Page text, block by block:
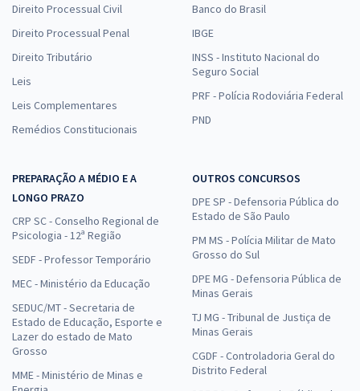
Direito Processual Civil
Direito Processual Penal
Direito Tributário
Leis
Leis Complementares
Remédios Constitucionais
Banco do Brasil
IBGE
INSS - Instituto Nacional do
Seguro Social
PRF - Polícia Rodoviária Federal
PND
PREPARAÇÃO A MÉDIO E A
LONGO PRAZO
CRP SC - Conselho Regional de
Psicologia - 12ª Região
SEDF - Professor Temporário
MEC - Ministério da Educação
SEDUC/MT - Secretaria de
Estado de Educação, Esporte e
Lazer do estado de Mato
Grosso
MME - Ministério de Minas e
OUTROS CONCURSOS
DPE SP - Defensoria Pública do
Estado de São Paulo
PM MS - Polícia Militar de Mato
Grosso do Sul
DPE MG - Defensoria Pública de
Minas Gerais
TJ MG - Tribunal de Justiça de
Minas Gerais
CGDF - Controladoria Geral do
Distrito Federal